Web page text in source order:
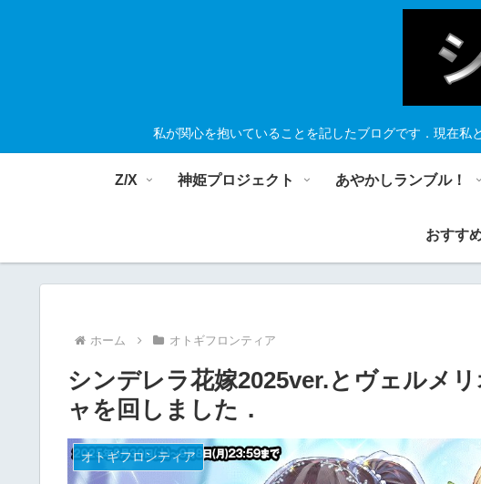
私が関心を抱いていることを記したブログです．現在私
Z/X 神姫プロジェクト あやかしランブル！
おすす
ホーム オトギフロンティア
シンデレラ花嫁2025ver.とヴェルメ
ャを回しました．
オトギフロンティア